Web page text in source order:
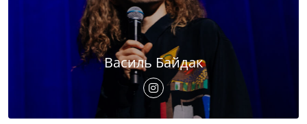
Василь Байдак